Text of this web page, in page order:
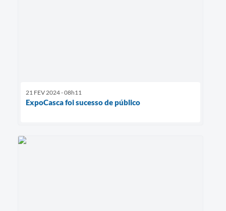
21 FEV 2024 - 08h11
ExpoCasca foi sucesso de público